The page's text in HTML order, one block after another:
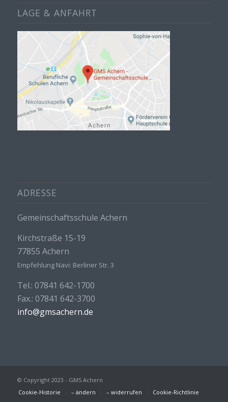
LAGE & ANFAHRT
ADRESSE
Gemeinschaftsschule Achern
Kirchstraße 15-19
77855 Achern
Empfehlung Navi: Berliner Str. 3
Tel.: 07841 642-1700
Fax.: 07841 642-3700
info@gmsachern.de
© Copyright 2023 - GMS Achern
Cookie-Historie
– ändern – widerrufen Cookie-Richtlinie